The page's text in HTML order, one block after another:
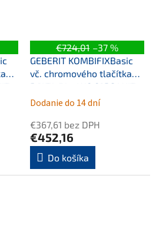
€724,01 –37 %
GEBERIT KOMBIFIXBasic
vč. chromového tlačítka
DELTA 51 + WC CERSANIT
CLEANON CARINA +
CA3
Dodanie do 14 dní
€367,61 bez DPH
€452,16
Do košíka